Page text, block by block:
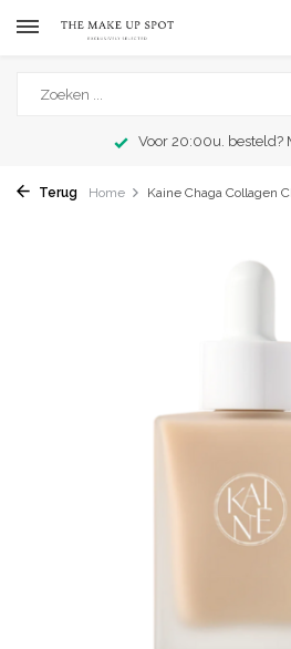
Voor 20:00u. besteld?
Terug Home Kaine Chaga Collagen